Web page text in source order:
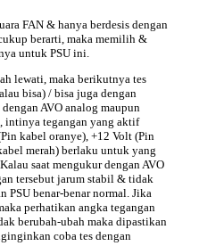
FAN & hanya berdesis dengan
berarti, maka memilih &
untuk PSU ini.
lewati, maka berikutnya tes
bisa) / bisa juga dengan
AVO analog maupun
intinya tegangan yang aktif
kabel oranye), +12 Volt (Pin
merah) berlaku untuk yang
saat mengukur dengan AVO
tersebut jarum stabil & tidak
PSU benar-benar normal. Jika
perhatikan angka tegangan
berubah-ubah maka dipastikan
coba tes dengan